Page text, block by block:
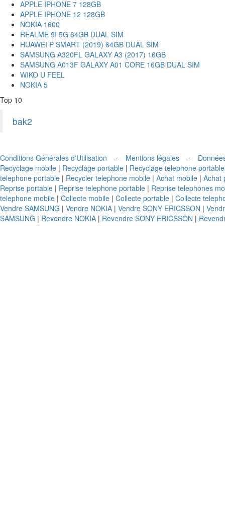
APPLE IPHONE 7 128GB
APPLE IPHONE 12 128GB
NOKIA 1600
REALME 9I 5G 64GB DUAL SIM
HUAWEI P SMART (2019) 64GB DUAL SIM
SAMSUNG A320FL GALAXY A3 (2017) 16GB
SAMSUNG A013F GALAXY A01 CORE 16GB DUAL SIM
WIKO U FEEL
NOKIA 5
Top 10
bak2
Conditions Générales d'Utilisation - Mentions légales -
Recyclage mobile | Recyclage portable | Recyclage telephone portable
telephone portable | Recycler telephone mobile | Achat mobile | Achat
Reprise portable | Reprise telephone portable | Reprise telephones
telephone mobile | Collecte mobile | Collecte portable | Collecte
Vendre SAMSUNG | Vendre NOKIA | Vendre SONY ERICSSON |
SAMSUNG | Revendre NOKIA | Revendre SONY ERICSSON |